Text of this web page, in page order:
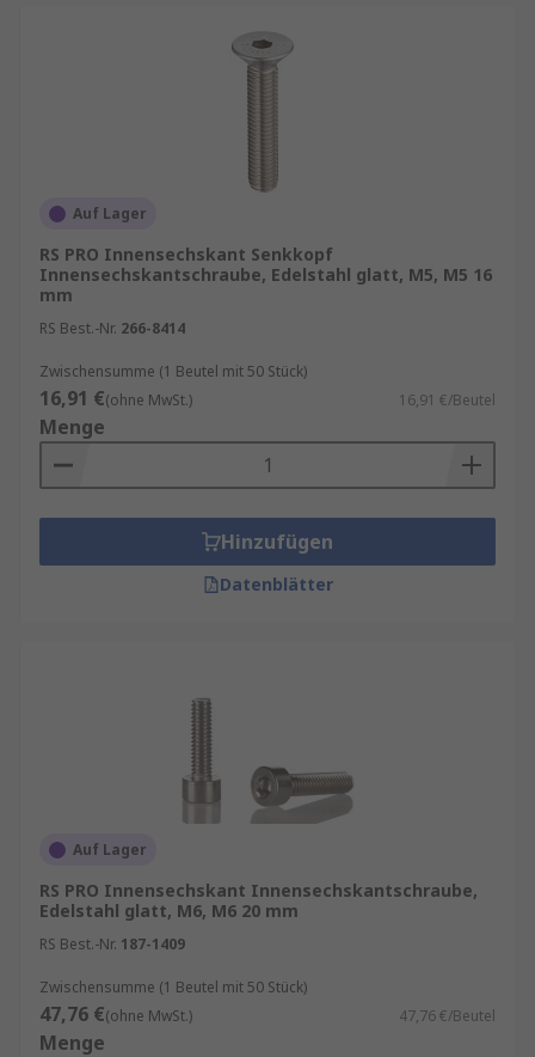
Auf Lager
RS PRO Innensechskant Senkkopf
Innensechskantschraube, Edelstahl glatt, M5, M5 16
mm
RS Best.-Nr. 266-8414
Zwischensumme (1 Beutel mit 50 Stück)
16,91 €(ohne MwSt.) 16,91 €/Beutel
Menge
Hinzufügen
Datenblätter
Auf Lager
RS PRO Innensechskant Innensechskantschraube,
Edelstahl glatt, M6, M6 20 mm
RS Best.-Nr. 187-1409
Zwischensumme (1 Beutel mit 50 Stück)
47,76 €(ohne MwSt.) 47,76 €/Beutel
Menge